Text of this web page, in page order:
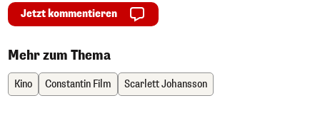
Jetzt kommentieren
Mehr zum Thema
Kino Constantin Film Scarlett Johansson